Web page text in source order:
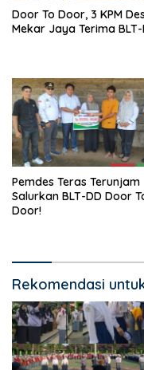
Door To Door, 3 KPM
Mekar Jaya Terima BLT-
Pemdes Teras Terunjam
Salurkan BLT-DD Door
Door!
Rekomendasi